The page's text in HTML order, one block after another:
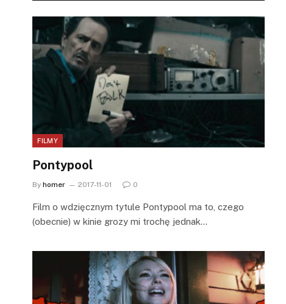
FILMY
Pontypool
By homer 2017-11-01 0
Film o wdzięcznym tytule Pontypool ma to, czego
(obecnie) w kinie grozy mi trochę jednak…